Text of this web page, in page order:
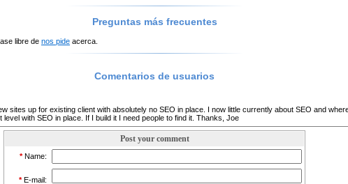
Preguntas más frecuentes
libre de nos pide acerca.
Comentarios de usuarios
sites up for existing client with absolutely no SEO in place. I now little currently about SEO and
with SEO in place. If I build it I need people to find it. Thanks, Joe
Post your comment
*Name:
*E-mail: